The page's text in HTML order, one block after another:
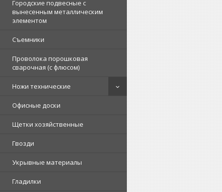
Городские подвесные с
вынесенным металлическим
элементом
Съемники
Проволока порошковая
сварочная (с флюсом)
Ножи технические
Офисные доски
Щетки хозяйственные
Гвозди
Укрывные материалы
Гладилки